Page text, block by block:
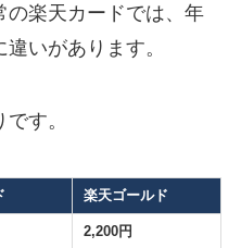
の楽天カードでは、年
いがあります。
す。
楽天ゴールド
2,200円